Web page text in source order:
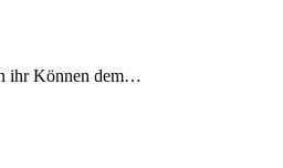
ihr Können dem…